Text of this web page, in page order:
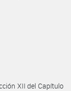
XII del Capítulo